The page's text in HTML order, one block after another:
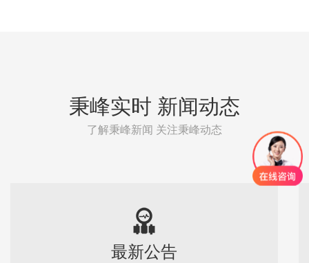
秉峰实时 新闻动态
了解秉峰新闻 关注秉峰动态
最新公告